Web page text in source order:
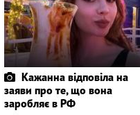
Кажанна відповіла на
заяви про те, що вона
заробляє в РФ